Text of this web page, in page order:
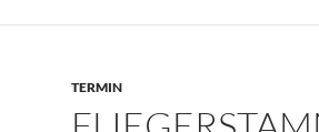
TERMIN